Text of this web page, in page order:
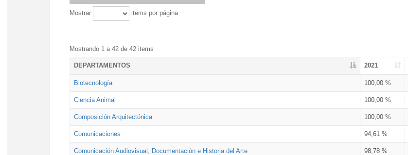
Mostrar items por página
Mostrando 1 a 42 de 42 items
DEPARTAMENTOS 2021
Biotecnología 100,00 %
Ciencia Animal 100,00 %
Composición Arquitectónica 100,00 %
Comunicaciones 94,61 %
Comunicación Audiovisual, Documentación e Historia del Arte 98,78 %